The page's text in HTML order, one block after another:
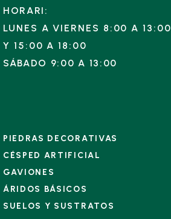
HORARI:
LUNES A VIERNES 8:00 A 13:00
Y 15:00 A 18:00
SÁBADO 9:00 A 13:00
PIEDRAS DECORATIVAS
CÉSPED ARTIFICIAL
GAVIONES
ÁRIDOS BÁSICOS
SUELOS Y SUSTRATOS